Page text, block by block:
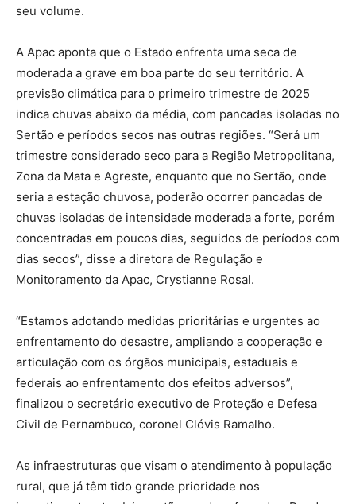
seu volume.
A Apac aponta que o Estado enfrenta uma seca de
moderada a grave em boa parte do seu território. A
previsão climática para o primeiro trimestre de 2025
indica chuvas abaixo da média, com pancadas isoladas no
Sertão e períodos secos nas outras regiões. “Será um
trimestre considerado seco para a Região Metropolitana,
Zona da Mata e Agreste, enquanto que no Sertão, onde
seria a estação chuvosa, poderão ocorrer pancadas de
chuvas isoladas de intensidade moderada a forte, porém
concentradas em poucos dias, seguidos de períodos com
dias secos”, disse a diretora de Regulação e
Monitoramento da Apac, Crystianne Rosal.
“Estamos adotando medidas prioritárias e urgentes ao
enfrentamento do desastre, ampliando a cooperação e
articulação com os órgãos municipais, estaduais e
federais ao enfrentamento dos efeitos adversos”,
finalizou o secretário executivo de Proteção e Defesa
Civil de Pernambuco, coronel Clóvis Ramalho.
As infraestruturas que visam o atendimento à população
rural, que já têm tido grande prioridade nos